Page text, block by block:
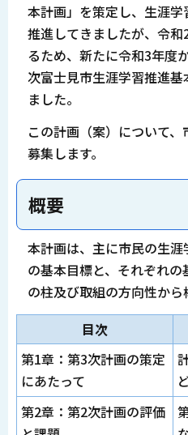
本計画」を策定し、生涯
推進してきましたが、令
るため、新たに令和3年度
次富士見市生涯学習推進
ました。
この計画（案）について
募集します。
概要
本計画は、主に市民の生
の基本目標と、それぞれ
の柱及び取組の方向性から
目次
第1章：第3次計画の策定
にあたって
第2章：第2次計画の評価